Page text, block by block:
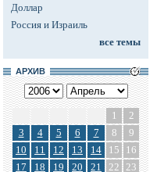
Доллар
Россия и Израиль
все темы
АРХИВ
1
2
3
4 5 6 7 8
9
10
11 12 13 14 15
16
17
18 19 20 21 22 23